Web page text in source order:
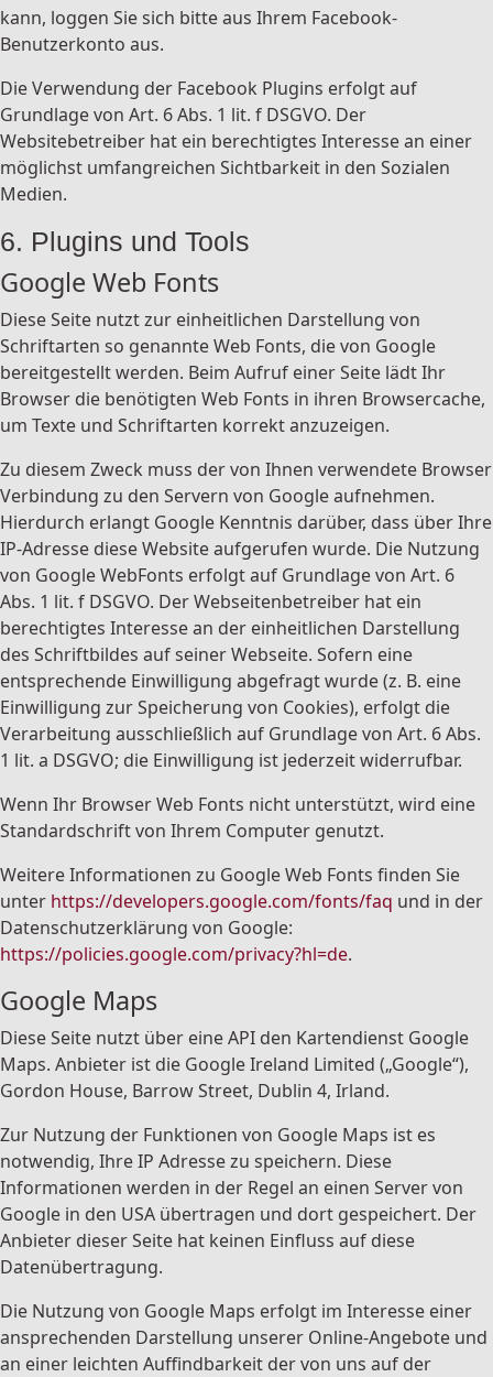
kann, loggen Sie sich bitte aus Ihrem Facebook-
Benutzerkonto aus.
Die Verwendung der Facebook Plugins erfolgt auf
Grundlage von Art. 6 Abs. 1 lit. f DSGVO. Der
Websitebetreiber hat ein berechtigtes Interesse an einer
möglichst umfangreichen Sichtbarkeit in den Sozialen
Medien.
6. Plugins und Tools
Google Web Fonts
Diese Seite nutzt zur einheitlichen Darstellung von
Schriftarten so genannte Web Fonts, die von Google
bereitgestellt werden. Beim Aufruf einer Seite lädt Ihr
Browser die benötigten Web Fonts in ihren Browsercache,
um Texte und Schriftarten korrekt anzuzeigen.
Zu diesem Zweck muss der von Ihnen verwendete Browser
Verbindung zu den Servern von Google aufnehmen.
Hierdurch erlangt Google Kenntnis darüber, dass über Ihre
IP-Adresse diese Website aufgerufen wurde. Die Nutzung
von Google WebFonts erfolgt auf Grundlage von Art. 6
Abs. 1 lit. f DSGVO. Der Webseitenbetreiber hat ein
berechtigtes Interesse an der einheitlichen Darstellung
des Schriftbildes auf seiner Webseite. Sofern eine
entsprechende Einwilligung abgefragt wurde (z. B. eine
Einwilligung zur Speicherung von Cookies), erfolgt die
Verarbeitung ausschließlich auf Grundlage von Art. 6 Abs.
1 lit. a DSGVO; die Einwilligung ist jederzeit widerrufbar.
Wenn Ihr Browser Web Fonts nicht unterstützt, wird eine
Standardschrift von Ihrem Computer genutzt.
Weitere Informationen zu Google Web Fonts finden Sie
unter https://developers.google.com/fonts/faq und in der
Datenschutzerklärung von Google:
https://policies.google.com/privacy?hl=de.
Google Maps
Diese Seite nutzt über eine API den Kartendienst Google
Maps. Anbieter ist die Google Ireland Limited („Google“),
Gordon House, Barrow Street, Dublin 4, Irland.
Zur Nutzung der Funktionen von Google Maps ist es
notwendig, Ihre IP Adresse zu speichern. Diese
Informationen werden in der Regel an einen Server von
Google in den USA übertragen und dort gespeichert. Der
Anbieter dieser Seite hat keinen Einfluss auf diese
Datenübertragung.
Die Nutzung von Google Maps erfolgt im Interesse einer
ansprechenden Darstellung unserer Online-Angebote und
an einer leichten Auffindbarkeit der von uns auf der